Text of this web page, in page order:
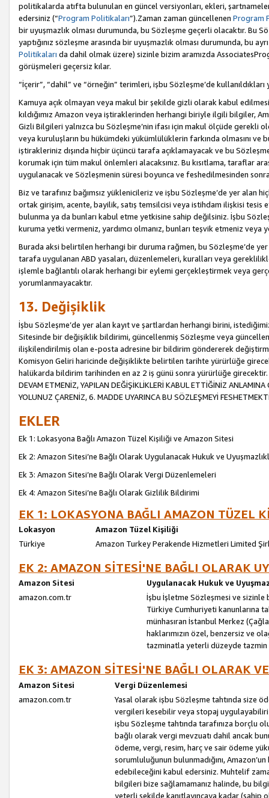
politikalarda atıfta bulunulan en güncel versiyonları, ekleri,
edersiniz (“Program Politikaları”).Zaman zaman güncellenen Program
bir uyuşmazlık olması durumunda, bu Sözleşme geçerli olacaktır. Bu
yaptığınız sözleşme arasında bir uyuşmazlık olması durumunda, bu
Politikaları da dahil olmak üzere) sizinle bizim aramızda
görüşmeleri geçersiz kılar.
“İçerir”, “dahil” ve “örneğin” terimleri, işbu Sözleşme’de
Kamuya açık olmayan veya makul bir şekilde gizli olarak kabul
kıldığımız Amazon veya iştiraklerinden herhangi biriyle ilgili bilgiler,
Gizli Bilgileri yalnızca bu Sözleşme’nin ifası için makul ölçüde gerekli
veya kuruluşların bu hükümdeki yükümlülüklerin farkında olmasını ve
iştirakleriniz dışında hiçbir üçüncü tarafa açıklamayacak ve bu
korumak için tüm makul önlemleri alacaksınız. Bu kısıtlama, taraflar
uygulanacak ve Sözleşmenin süresi boyunca ve feshedilmesinden
Biz ve tarafınız bağımsız yüklenicileriz ve işbu Sözleşme’de yer alan
ortak girişim, acente, bayilik, satış temsilcisi veya istihdam ilişkisi
bulunma ya da bunları kabul etme yetkisine sahip değilsiniz. İşbu
kuruma yetki vermeniz, yardımcı olmanız, bunları teşvik etmeniz
Burada aksi belirtilen herhangi bir duruma rağmen, bu Sözleşme’de
tarafa uygulanan ABD yasaları, düzenlemeleri, kuralları veya
işlemle bağlantılı olarak herhangi bir eylemi gerçekleştirmek veya
yorumlanmayacaktır.
13. Değişiklik
İşbu Sözleşme’de yer alan kayıt ve şartlardan herhangi birini,
Sitesinde bir değişiklik bildirimi, güncellenmiş Sözleşme veya
ilişkilendirilmiş olan e-posta adresine bir bildirim göndererek
Komisyon Geliri haricinde değişiklikte belirtilen tarihte yürürlüğe
halükarda bildirim tarihinden en az 2 iş günü sonra yürürlüğe girecektir.
DEVAM ETMENİZ, YAPILAN DEĞİŞİKLİKLERİ KABUL ETTİĞİNİZ
YOLUNUZ ÇARENİZ, 6. MADDE UYARINCA BU SÖZLEŞMEYİ
EKLER
Ek 1: Lokasyona Bağlı Amazon Tüzel Kişiliği ve Amazon Sitesi
Ek 2: Amazon Sitesi’ne Bağlı Olarak Uygulanacak Hukuk ve
Ek 3: Amazon Sitesi’ne Bağlı Olarak Vergi Düzenlemeleri
Ek 4: Amazon Sitesi’ne Bağlı Olarak Gizlilik Bildirimi
EK 1: LOKASYONA BAĞLI AMAZON TÜZEL
Lokasyon
Amazon Tüzel Kişiliği
Türkiye
Amazon Turkey Perakende Hizmetleri Limited
EK 2: AMAZON SİTESİ'NE BAĞLI OLARAK
Amazon Sitesi
Uygulanacak Hukuk ve
amazon.com.tr
İşbu İşletme Sözleşmesi ve sizinle
Türkiye Cumhuriyeti kanunlarına
münhasıran İstanbul Merkez
haklarımızın özel, benzersiz ve
tazminatla yeterli düzeyde
EK 3: AMAZON SİTESİ'NE BAĞLI OLARAK
Amazon Sitesi
Vergi Düzenlemesi
amazon.com.tr
Yasal olarak işbu Sözleşme tahtında size
vergileri kesebilir veya stopaj
işbu Sözleşme tahtında tarafınıza borçlu
bağlı olarak vergi mevzuatı dahil ancak
ödeme, vergi, resim, harç ve sair ödeme
sorumluluğunun bulunmadığını,
edebileceğini kabul edersiniz. Muhtelif
bilgileri bize sağlamamanız halinde, bu
yeterli şekilde kanıtlayıncaya kadar